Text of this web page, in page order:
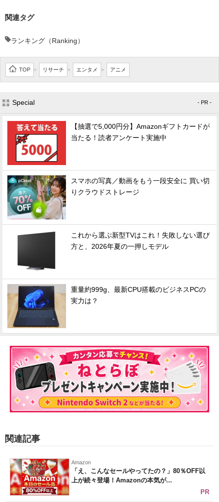
関連タグ
ランキング（Ranking）
TOP > リサーチ > エンタメ > アニメ
Special - PR -
【抽選で5,000円分】Amazonギフトカードが
当たる！読者アンケート実施中
スマホの写真／動画をもう一段安全に 買い切
りクラウドストレージ
これから選ぶ新型TVはこれ！失敗しない選び
方と、2026年夏の一押しモデル
重量約999g、最新CPU搭載のビジネスPCの
実力は？
関連記事
Amazon
「え、こんなセールやってたの？」80％OFF以
上が続々登場！Amazonの本気が...
PR